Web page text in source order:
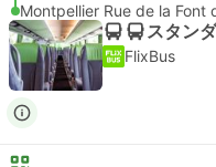
Montpellier Rue de la Font
スタン
FlixBus